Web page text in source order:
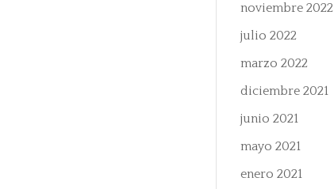
noviembre 2022
julio 2022
marzo 2022
diciembre 2021
junio 2021
mayo 2021
enero 2021